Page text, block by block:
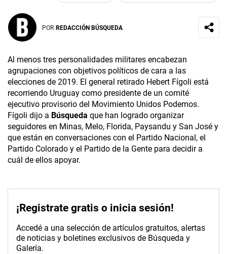
POR REDACCIÓN BÚSQUEDA
Al menos tres personalidades militares encabezan
agrupaciones con objetivos políticos de cara a las
elecciones de 2019. El general retirado Hebert Fígoli está
recorriendo Uruguay como presidente de un comité
ejecutivo provisorio del Movimiento Unidos Podemos.
Fígoli dijo a Búsqueda que han logrado organizar
seguidores en Minas, Melo, Florida, Paysandu y San José y
que están en conversaciones con el Partido Nacional, el
Partido Colorado y el Partido de la Gente para decidir a
cuál de ellos apoyar.
¡Registrate gratis o inicia sesión!
Accedé a una selección de artículos gratuitos, alertas
de noticias y boletines exclusivos de Búsqueda y
Galería.